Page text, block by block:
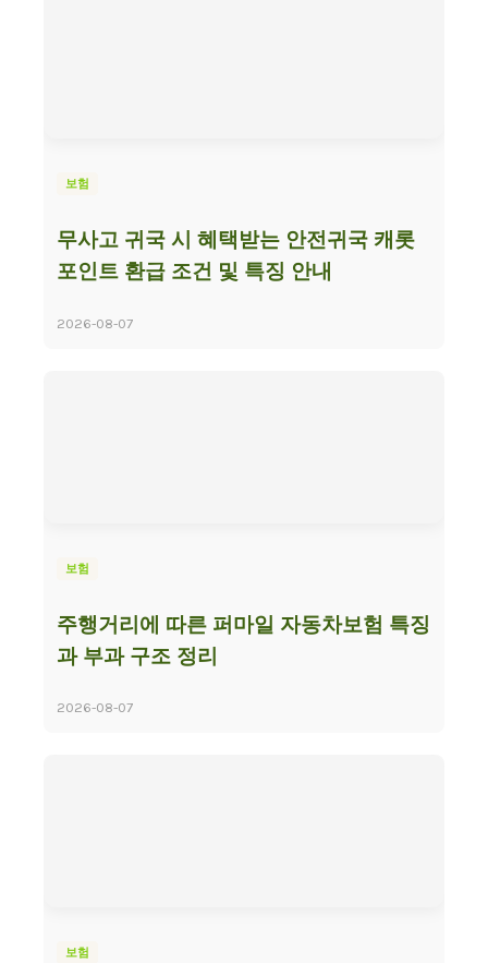
보험
무사고 귀국 시 혜택받는 안전귀국 캐롯
포인트 환급 조건 및 특징 안내
2026-08-07
보험
주행거리에 따른 퍼마일 자동차보험 특징
과 부과 구조 정리
2026-08-07
보험